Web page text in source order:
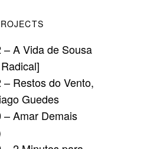
– A Vida de Sousa
– Restos do Vento,
Guedes
– Amar Demais